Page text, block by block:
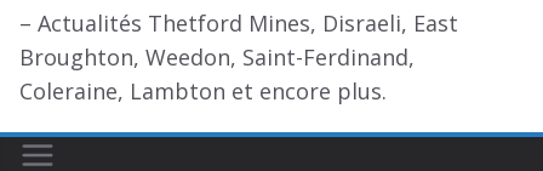
– Actualités Thetford Mines, Disraeli, East
Broughton, Weedon, Saint-Ferdinand,
Coleraine, Lambton et encore plus.